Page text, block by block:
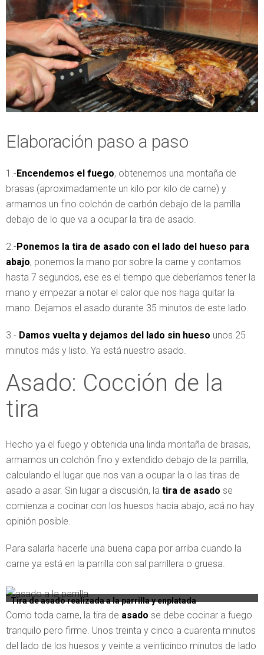
Elaboración paso a paso
1.-Encendemos el fuego, obtenemos una montaña de
brasas (aproximadamente un kilo por kilo de carne) y
armamos un fino colchón de carbón debajo de la parrilla
debajo de lo que va a ocupar la tira de asado.
2.-Ponemos la tira de asado con el lado del hueso para
abajo, ponemos la mano por sobre la carne y contamos
hasta 7 segundos, ese es el tiempo que deberíamos tener la
mano y empezar a notar el calor que nos haga quitar la
mano. Dejamos el asado durante 35 minutos de este lado.
3.- Damos vuelta y dejamos del lado sin hueso unos 25
minutos más y listo. Ya está nuestro asado.
Asado: Cocción de la
tira
Hecho ya el fuego y obtenida una linda montaña de brasas,
armamos un colchón fino y extendido debajo de la parrilla,
calculando el lugar que nos van a ocupar la o las tiras de
asado a asar. Sin lugar a discusión, la tira de asado se
comienza a cocinar con los huesos hacia abajo, acá no hay
opinión posible.
Para salarla hacerle una buena capa por arriba cuando la
carne ya está en la parrilla con sal parrillera o gruesa.
Tira de asado realizada a la parrilla y enplatada
Como toda carne, la tira de asado se debe cocinar a fuego
tranquilo pero firme. Unos treinta y cinco a cuarenta minutos
del lado de los huesos y veinte a veinticinco minutos de lado